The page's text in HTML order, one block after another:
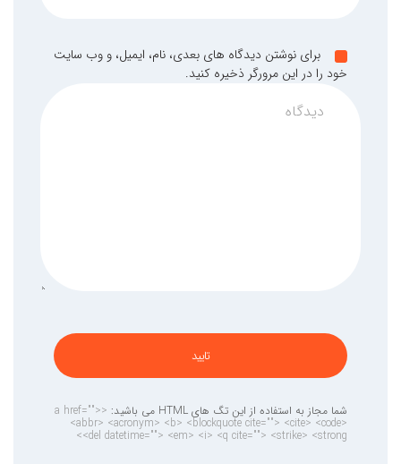
برای نوشتن دیدگاه های بعدی، نام، ایمیل، و وب سایت
خود را در این مرورگر ذخیره کنید.
تایید
شما مجاز به استفاده از این تگ های HTML می باشید: <a href="">
<abbr> <acronym> <b> <blockquote cite=""> <cite> <code>
<del datetime=""> <em> <i> <q cite=""> <strike> <strong>